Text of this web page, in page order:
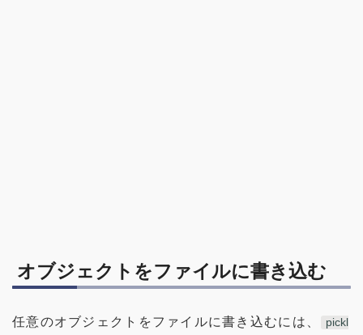
オブジェクトをファイルに書き込む
任意のオブジェクトをファイルに書き込むには、
pickl